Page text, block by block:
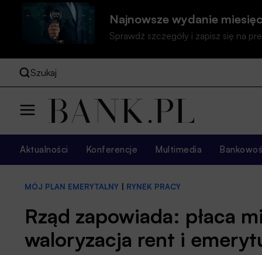
Najnowsze wydanie
Sprawdź szczegóły i zapisz się na
Szukaj
Aktualności Konferencje Multimedia
MÓJ PLAN EMERYTALNY | RYNEK PRACY
Rząd zapowiada: płaca
waloryzacja rent i